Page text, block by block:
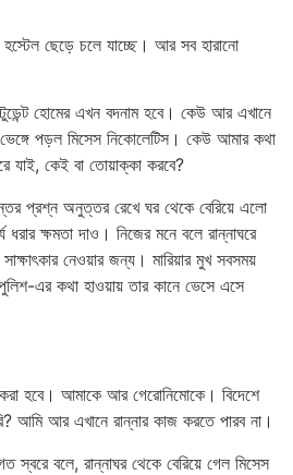
ছেড়ে চলে যাচ্ছে। আর সব হারানো
হোমের এখন বদনাম হবে। কেউ আর এখানে
পড়ল মিসেস নিকোলেটিস। কেউ আমার কথা
যাই, কেই বা তোয়াক্কা করবে?
প্রশ্ন অনুত্তর রেখে ঘর থেকে বেরিয়ে এলো
ধরার ক্ষমতা দাও। নিজের মনে বলে রান্নাঘরে
সাক্ষাৎকার নেওয়ার জন্য। মারিয়ার মুখ সবসময়
এর কথা হাওয়ায় তার কানে ভেসে এসে
হবে। আমাকে আর গেরোনিমোকে। বিদেশে
আমি আর এখানে রান্নার কাজ করতে পারব না।
স্বরে বলে, রান্নাঘর থেকে বেরিয়ে গেল মিসেস